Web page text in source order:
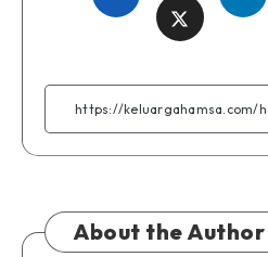
Facebook
Share
Twitter
About the Author